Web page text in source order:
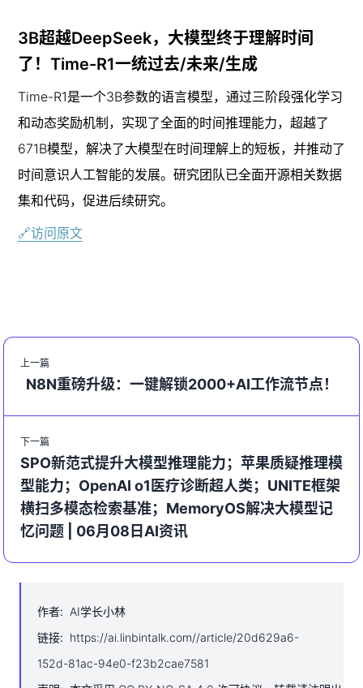
3B超越DeepSeek，大模型终于理解时间
了！Time-R1一统过去/未来/生成
Time-R1是一个3B参数的语言模型，通过三阶段强化学习
和动态奖励机制，实现了全面的时间推理能力，超越了
671B模型，解决了大模型在时间理解上的短板，并推动了
时间意识人工智能的发展。研究团队已全面开源相关数据
集和代码，促进后续研究。
🔗访问原文
上一篇
N8N重磅升级：一键解锁2000+AI工作流节点！
下一篇
SPO新范式提升大模型推理能力；苹果质疑推理模
型能力；OpenAI o1医疗诊断超人类；UNITE框架
横扫多模态检索基准；MemoryOS解决大模型记
忆问题 | 06月08日AI资讯
作者: AI学长小林
链接: https://ai.linbintalk.com//article/20d629a6-
152d-81ac-94e0-f23b2cae7581